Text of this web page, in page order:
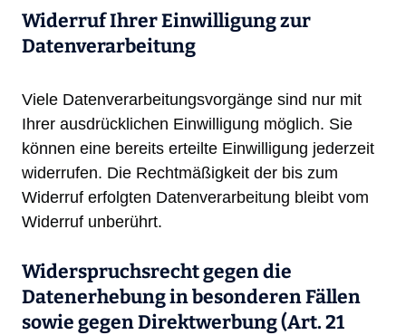
Widerruf Ihrer Einwilligung zur
Datenverarbeitung
Viele Datenverarbeitungsvorgänge sind nur mit
Ihrer ausdrücklichen Einwilligung möglich. Sie
können eine bereits erteilte Einwilligung jederzeit
widerrufen. Die Rechtmäßigkeit der bis zum
Widerruf erfolgten Datenverarbeitung bleibt vom
Widerruf unberührt.
Widerspruchsrecht gegen die
Datenerhebung in besonderen Fällen
sowie gegen Direktwerbung (Art. 21